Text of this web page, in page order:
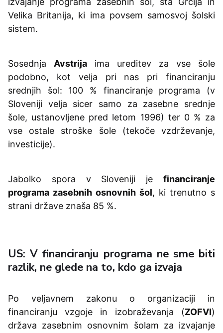
Velika Britanija, ki ima povsem samosvoj šolski
sistem.
Sosednja Avstrija ima ureditev za vse šole
podobno, kot velja pri nas pri financiranju
srednjih šol: 100 % financiranje programa (v
Sloveniji velja sicer samo za zasebne srednje
šole, ustanovljene pred letom 1996) ter 0 % za
vse ostale stroške šole (tekoče vzdrževanje,
investicije).
Jabolko spora v Sloveniji je financiranje
programa zasebnih osnovnih šol, ki trenutno s
strani države znaša 85 %.
US: V financiranju programa ne sme biti
razlik, ne glede na to, kdo ga izvaja
Po veljavnem zakonu o organizaciji in
financiranju vzgoje in izobraževanja (ZOFVI)
država zasebnim osnovnim šolam za izvajanje